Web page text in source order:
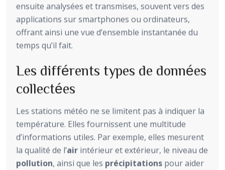
ensuite analysées et transmises, souvent vers des
applications sur smartphones ou ordinateurs,
offrant ainsi une vue d’ensemble instantanée du
temps qu’il fait.
Les différents types de données
collectées
Les stations météo ne se limitent pas à indiquer la
température. Elles fournissent une multitude
d’informations utiles. Par exemple, elles mesurent
la qualité de l’air intérieur et extérieur, le niveau de
pollution, ainsi que les précipitations pour aider